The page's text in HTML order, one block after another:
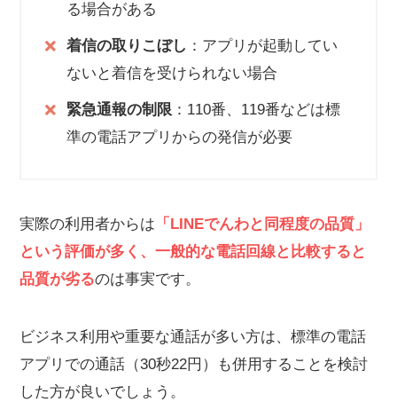
る場合がある
着信の取りこぼし ：アプリが起動してい
ないと着信を受けられない場合
緊急通報の制限 ：110番、119番などは標
準の電話アプリからの発信が必要
実際の利用者からは 「LINEでんわと同程度の品質」
という評価が多く、一般的な電話回線と比較すると
品質が劣るのは事実です。
ビジネス利用や重要な通話が多い方は、標準の電話
アプリでの通話（30秒22円）も併用することを検討
した方が良いでしょう。